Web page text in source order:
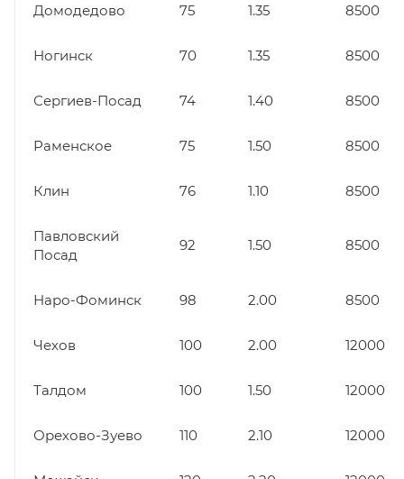
Домодедово 75 1.35 8500
Ногинск 70 1.35 8500
Сергиев-Посад 74 1.40 8500
Раменское 75 1.50 8500
Клин 76 1.10 8500
Павловский
Посад
92 1.50 8500
Наро-Фоминск 98 2.00 8500
Чехов 100 2.00 12000
Талдом 100 1.50 12000
Орехово-Зуево 110 2.10 12000